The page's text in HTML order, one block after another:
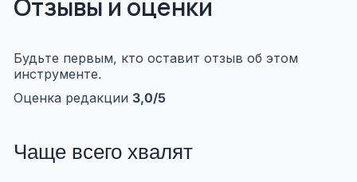
Будьте первым, кто оставит отзыв об этом
инструменте.
Оценка редакции 3,0/5
Чаще всего хвалят